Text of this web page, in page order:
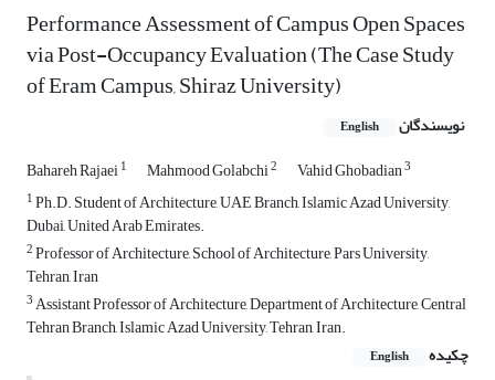
Performance Assessment of Campus Open Spaces
via Post-Occupancy Evaluation (The Case Study
of Eram Campus, Shiraz University)
نویسندگان English
Bahareh Rajaei1 Mahmood Golabchi2 Vahid Ghobadian3
1Ph.D. Student of Architecture, UAE Branch, Islamic Azad University,
Dubai, United Arab Emirates.
2Professor of Architecture, School of Architecture, Pars University,
Tehran, Iran
3Assistant Professor of Architecture, Department of Architecture, Central
Tehran Branch, Islamic Azad University, Tehran, Iran.
چکیده
English